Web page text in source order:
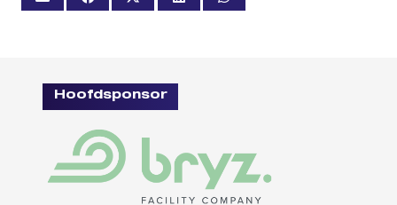
Hoofdsponsor